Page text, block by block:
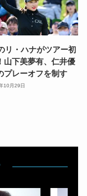
リ・ハナがツアー初
山下美夢有、仁井優
プレーオフを制す
10月29日